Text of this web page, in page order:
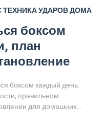
ТЕХНИКА УДАРОВ ДОМА
боксом
план
боксом каждый день.
правильном
для домашних